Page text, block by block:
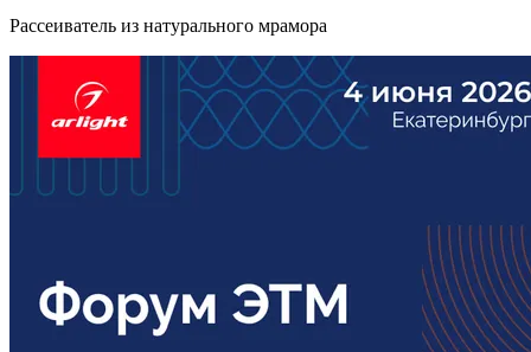
Рассеиватель из натурального мрамора